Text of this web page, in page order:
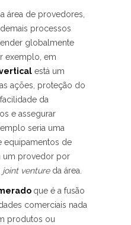
área de provedores,
processos
globalmente
exemplo, em
está um
ações, proteção do
da
e assegurar
seria uma
equipamentos de
um provedor por
joint ventureda área.
que é a fusão
comerciais nada
produtos ou